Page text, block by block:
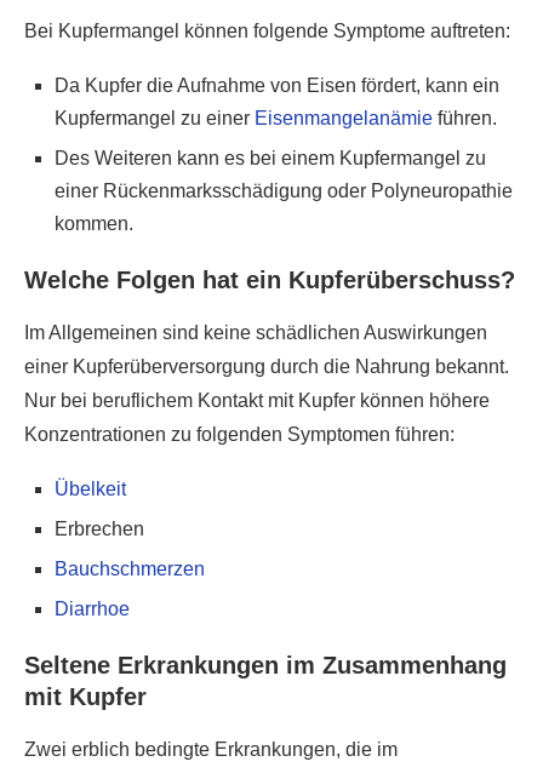
Bei Kupfermangel können folgende Symptome auftreten:
Da Kupfer die Aufnahme von Eisen fördert, kann ein
Kupfermangel zu einer Eisenmangelanämie führen.
Des Weiteren kann es bei einem Kupfermangel zu
einer Rückenmarksschädigung oder Polyneuropathie
kommen.
Welche Folgen hat ein Kupferüberschuss?
Im Allgemeinen sind keine schädlichen Auswirkungen
einer Kupferüberversorgung durch die Nahrung bekannt.
Nur bei beruflichem Kontakt mit Kupfer können höhere
Konzentrationen zu folgenden Symptomen führen:
Übelkeit
Erbrechen
Bauchschmerzen
Diarrhoe
Seltene Erkrankungen im Zusammenhang
mit Kupfer
Zwei erblich bedingte Erkrankungen, die im